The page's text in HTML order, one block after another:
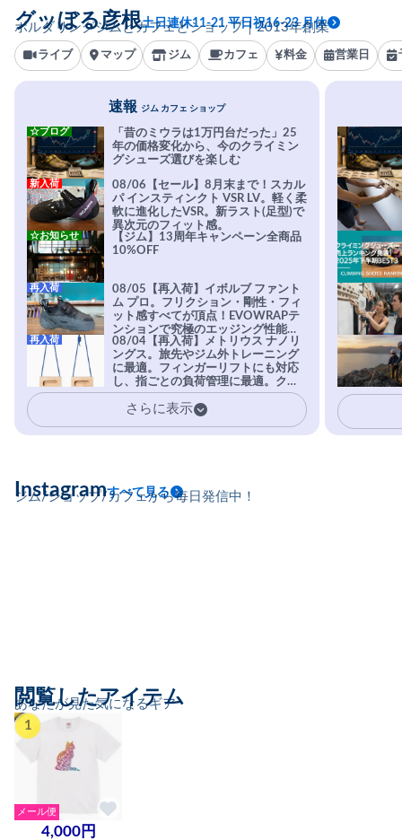
ボルダリングジムとカフェとショップ｜2013年創業
グッぼる彦根土日連休11-21 平日祝16-23 月休
ライブ マップ ジム カフェ 料金 営業日
速報 ジム カフェ ショップ
「昔のミウラは1万円台だった」25
年の価格変化から、今のクライミン
グシューズ選びを楽しむ
☆ブログ
08/06【セール】8月末まで！スカル
パ インスティンクト VSR LV。軽く柔
軟に進化したVSR。新ラスト(足型)で
異次元のフィット感。
新入荷
【ジム】13周年キャンペーン全商品
10%OFF
☆お知らせ
08/05【再入荷】イボルブ ファント
ム プロ。フリクション・剛性・フィ
ット感すべてが頂点！EVOWRAPテ
ンションで究極のエッジング性能を
実現。進化系ラバーEvo-74はTRAX
を凌駕する粘着力で極小ホールドに
安心感。
再入荷
08/04【再入荷】メトリウス ナノリ
ングス。旅先やジム外トレーニング
に最適。フィンガーリフトにも対応
し、指ごとの負荷管理に最適。クラ
イマーの指を本気で鍛えるギア。
再入荷
さらに表示
ジム/ショップ/カフェから毎日発信中！
Instagramすべて見る
あなたが見た気になるギア
閲覧したアイテム
1
メール便
4,000円